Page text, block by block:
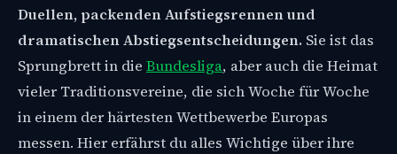
Duellen, packenden Aufstiegsrennen und
dramatischen Abstiegsentscheidungen. Sie ist das
Sprungbrett in die Bundesliga, aber auch die Heimat
vieler Traditionsvereine, die sich Woche für Woche
in einem der härtesten Wettbewerbe Europas
messen. Hier erfährst du alles Wichtige über ihre